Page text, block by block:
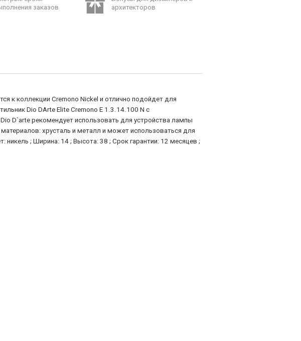
заказов
архитекторов
к коллекции Cremono Nickel и отлично подойдет для
Dio DArte Elite Cremono E 1.3.14.100 N с
D`arte рекомендует использовать для устройства лампы
хрусталь и металл и может использоваться для
; Ширина: 14 ; Высота: 38 ; Срок гарантии: 12 месяцев ;